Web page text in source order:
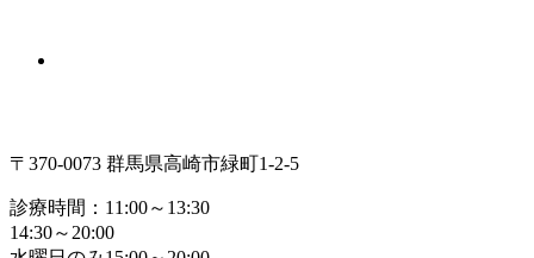
〒370-0073 群馬県高崎市緑町1-2-5
診療時間：11:00～13:30
14:30～20:00